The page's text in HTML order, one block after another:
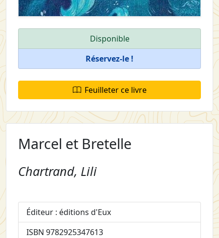
Disponible
Réservez-le !
Feuilleter ce livre
Marcel et Bretelle
Chartrand, Lili
Éditeur : éditions d'Eux
ISBN 9782925347613